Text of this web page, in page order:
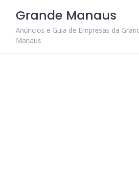
content
Grande Manaus
Anúncios e Guia de Empresas da
Manaus